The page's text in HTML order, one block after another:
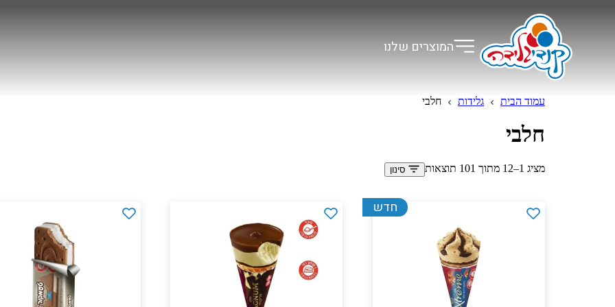
המוצרים שלנו
עמוד הבית גלידות חלבי
חלבי
סינון מציג 1–12 מתוך 101 תוצאות
חדש